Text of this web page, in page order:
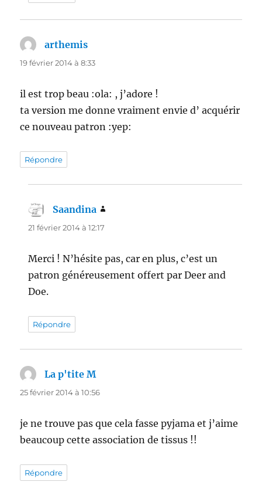
arthemis
19 février 2014 à 8:33
il est trop beau :ola: , j’adore !
ta version me donne vraiment envie d’ acquérir
ce nouveau patron :yep:
Répondre
Saandina
21 février 2014 à 12:17
Merci ! N’hésite pas, car en plus, c’est un
patron généreusement offert par Deer and
Doe.
Répondre
La p'tite M
25 février 2014 à 10:56
je ne trouve pas que cela fasse pyjama et j’aime
beaucoup cette association de tissus !!
Répondre